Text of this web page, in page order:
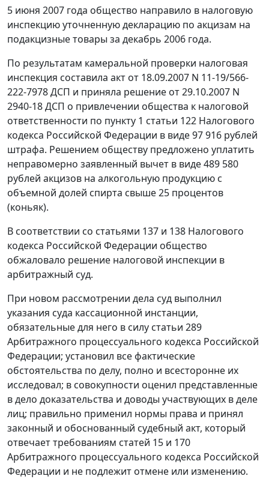
5 июня 2007 года общество направило в налоговую
инспекцию уточненную декларацию по акцизам на
подакцизные товары за декабрь 2006 года.
По результатам камеральной проверки налоговая
инспекция составила акт от 18.09.2007 N 11-19/566-
222-7978 ДСП и приняла решение от 29.10.2007 N
2940-18 ДСП о привлечении общества к налоговой
ответственности по пункту 1 статьи 122 Налогового
кодекса Российской Федерации в виде 97 916 рублей
штрафа. Решением обществу предложено уплатить
неправомерно заявленный вычет в виде 489 580
рублей акцизов на алкогольную продукцию с
объемной долей спирта свыше 25 процентов
(коньяк).
В соответствии со статьями 137 и 138 Налогового
кодекса Российской Федерации общество
обжаловало решение налоговой инспекции в
арбитражный суд.
При новом рассмотрении дела суд выполнил
указания суда кассационной инстанции,
обязательные для него в силу статьи 289
Арбитражного процессуального кодекса Российской
Федерации; установил все фактические
обстоятельства по делу, полно и всесторонне их
исследовал; в совокупности оценил представленные
в дело доказательства и доводы участвующих в деле
лиц; правильно применил нормы права и принял
законный и обоснованный судебный акт, который
отвечает требованиям статей 15 и 170
Арбитражного процессуального кодекса Российской
Федерации и не подлежит отмене или изменению.